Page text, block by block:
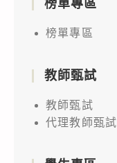
榜單專區
榜單專區
教師甄試
教師甄試
代理教師甄試